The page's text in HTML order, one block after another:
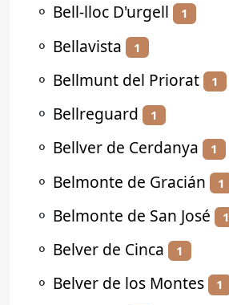
⚬ Bell-lloc D'urgell 1
⚬ Bellavista 1
⚬ Bellmunt del Priorat 1
⚬ Bellreguard 1
⚬ Bellver de Cerdanya 1
⚬ Belmonte de Gracián 1
⚬ Belmonte de San José 1
⚬ Belver de Cinca 1
⚬ Belver de los Montes 1